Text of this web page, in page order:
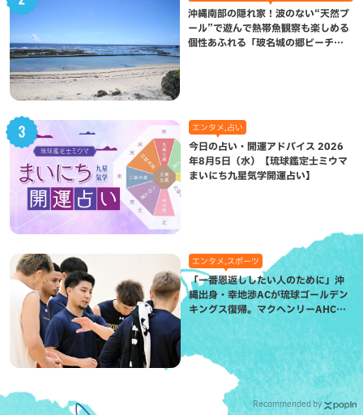
沖縄南部の隠れ家！波のない“天然プ
ール”で遊んで熱帯魚観察も楽しめる
個性あふれる「玻名城の郷ビーチ」
エンタメ,占い
今日の占い・開運アドバイス 2026
年8月5日（水）【琉球鑑定士ミウマ
まいにち九星気学開運占い】
エンタメ,スポーツ
「一番恩返ししたい人のために」沖
縄出身・幸地渉ACが琉球ゴールデン
キングス復帰。マクヘンリーAHCに
信頼を寄せる理由
Recommended by